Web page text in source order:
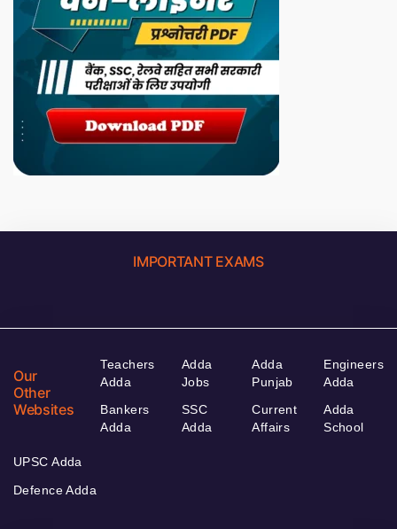
IMPORTANT EXAMS
Our
Other
Websites
Teachers
Adda
Bankers
Adda
Adda
Jobs
SSC
Adda
Adda
Punjab
Current
Affairs
Engineers
Adda
Adda
School
UPSC Adda
Defence Adda